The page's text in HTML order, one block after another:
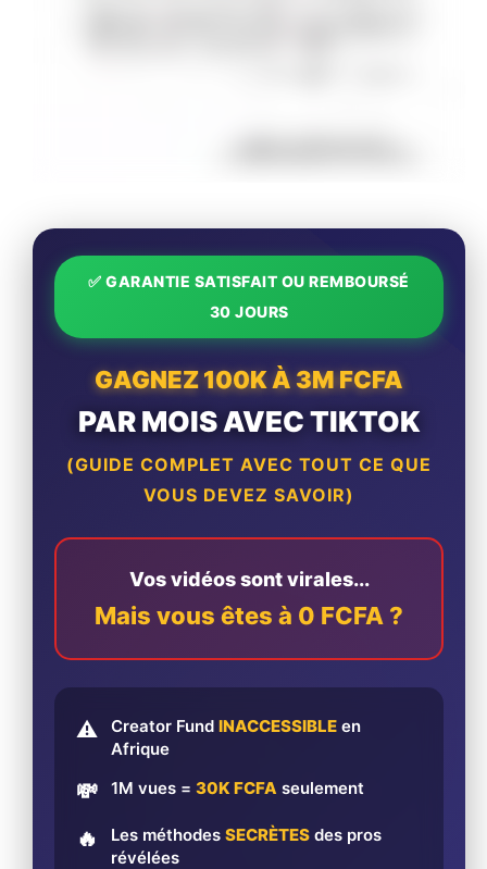
✅ GARANTIE SATISFAIT OU REMBOURSÉ
30 JOURS
GAGNEZ 100K À 3M FCFA
PAR MOIS AVEC TIKTOK
(GUIDE COMPLET AVEC TOUT CE QUE
VOUS DEVEZ SAVOIR)
Vos vidéos sont virales...
Mais vous êtes à 0 FCFA ?
⚠️ Creator Fund INACCESSIBLE en
Afrique
💸 1M vues = 30K FCFA seulement
🔥 Les méthodes SECRÈTES des pros
révélées